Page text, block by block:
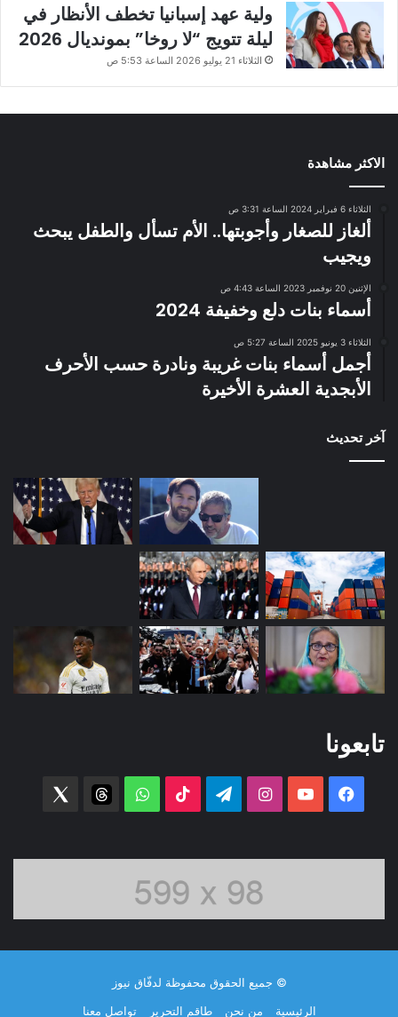
ولية عهد إسبانيا تخطف الأنظار في
ليلة تتويج “لا روخا” بمونديال 2026
الثلاثاء 21 يوليو 2026 الساعة 5:53 ص
الاكثر مشاهدة
الثلاثاء 6 فبراير 2024 الساعة 3:31 ص
ألغاز للصغار وأجوبتها.. الأم تسأل والطفل يبحث
ويجيب
الإثنين 20 نوفمبر 2023 الساعة 4:43 ص
أسماء بنات دلع وخفيفة 2024
الثلاثاء 3 يونيو 2025 الساعة 5:27 ص
أجمل أسماء بنات غريبة ونادرة حسب الأحرف
الأبجدية العشرة الأخيرة
آخر تحديث
تابعونا
فيسبوك ‫YouTubeانستقرامتيلقرام ‫TikTok واتساب threads
© جميع الحقوق محفوظة لدفّاق نيوز
الرئيسية
من نحن طاقم التحرير تواصل معنا